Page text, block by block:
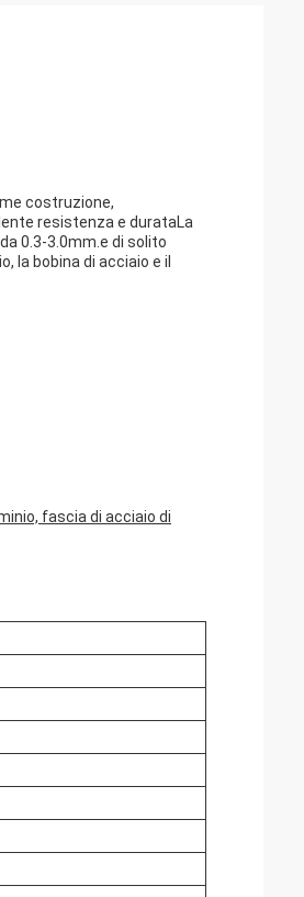
costruzione,
resistenza e durataLa
0.3-3.0mm.e di solito
la bobina di acciaio e il
fascia di acciaio di